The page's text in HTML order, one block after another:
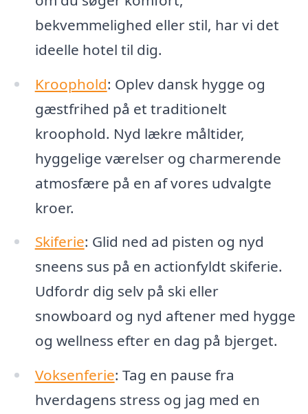
bekvemmelighed eller stil, har vi det
ideelle hotel til dig.
Kroophold: Oplev dansk hygge og
gæstfrihed på et traditionelt
kroophold. Nyd lækre måltider,
hyggelige værelser og charmerende
atmosfære på en af ​​vores udvalgte
kroer.
Skiferie: Glid ned ad pisten og nyd
sneens sus på en actionfyldt skiferie.
Udfordr dig selv på ski eller
snowboard og nyd aftener med hygge
og wellness efter en dag på bjerget.
Voksenferie: Tag en pause fra
hverdagens stress og jag med en